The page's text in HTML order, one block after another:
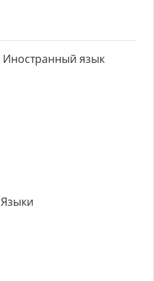
Иностранный язык
Языки